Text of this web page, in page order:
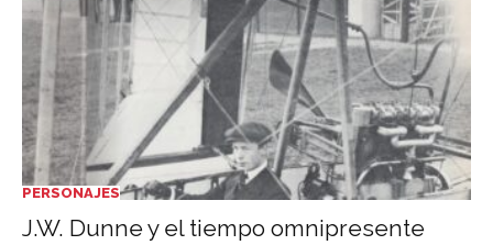
Hoy
PERSONAJES
J.W. Dunne y el tiempo omnipresente